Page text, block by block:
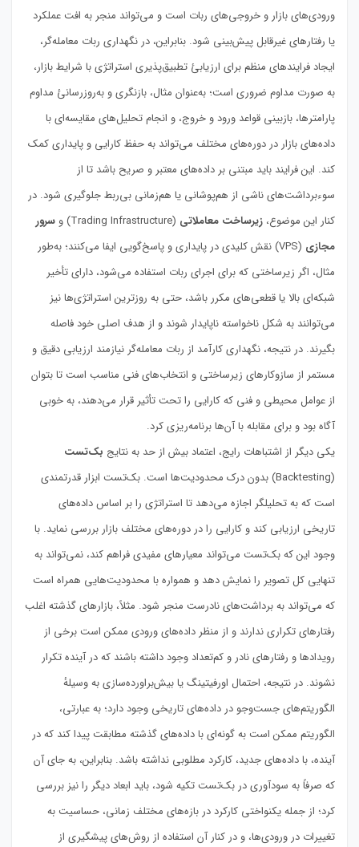
ورودی‌های بازار و خروجی‌های ربات است و می‌تواند منجر به افت عملکرد
یا رفتارهای غیرقابل پیش‌بینی شود. بنابراین، در نگهداری ربات معامله‌گر،
ایجاد فرایندهای منظم برای ارزیابیٔ تطبیق‌پذیری استراتژی با شرایط بازار،
به صورت مداوم ضروری است؛ به‌عنوان مثال، بازنگری و به‌روزرسانیٔ مداوم
پارامترها، بازبینی قواعد ورود و خروج، و انجام تحلیل‌های مقایسه‌ای با
داده‌های بازار در دوره‌های مختلف می‌تواند به حفظ کارایی و پایداری کمک
کند. این فرایند باید مبتنی بر داده‌های معتبر و صریح باشد تا از
سوءبرداشت‌های ناشی از هم‌پوشانی یا هم‌زمانی بی‌ربط جلوگیری شود. در
کنار این موضوع، زیرساخت معاملاتی (Trading Infrastructure) و
سرور
مجازی
(VPS) نقش کلیدی در پایداری و پاسخ‌گویی ایفا می‌کنند؛ به‌طور
مثال، اگر زیرساختی که برای اجرای ربات استفاده می‌شود، دارای تأخیر
شبکه‌ای بالا یا قطعی‌های مکرر باشد، حتی به روزترین استراتژی‌ها نیز
می‌توانند به شکل ناخواسته ناپایدار شوند و از هدف اصلی خود فاصله
بگیرند. در نتیجه، نگهداری کارآمد از ربات معامله‌گر نیازمند ارزیابی دقیق و
مستمر از سازوکارهای زیرساختی و انتخاب‌های فنی مناسب است تا بتوان
از عوامل محیطی و فنی که کارایی را تحت تأثیر قرار می‌دهند، به خوبی
آگاه بود و برای مقابله با آن‌ها برنامه‌ریزی کرد.
یکی دیگر از اشتباهات رایج، اعتماد بیش از حد به نتایج بک‌تست
(Backtesting) بدون درک محدودیت‌ها است. بک‌تست ابزار قدرتمندی
است که به تحلیلگر اجازه می‌دهد تا استراتژی را بر اساس داده‌های
تاریخی ارزیابی کند و کارایی را در دوره‌های مختلف بازار بررسی نماید. با
وجود این که بک‌تست می‌تواند معیارهای مفیدی فراهم کند، نمی‌تواند به
تنهایی کل تصویر را نمایش دهد و همواره با محدودیت‌هایی همراه است
که می‌تواند به برداشت‌های نادرست منجر شود. مثلاً، بازارهای گذشته اغلب
رفتارهای تکراری ندارند و از منظر داده‌های ورودی ممکن است برخی از
رویدادها و رفتارهای نادر و کم‌تعداد وجود داشته باشند که در آینده تکرار
نشوند. در نتیجه، احتمال اورفیتینگ یا بیش‌براورده‌سازی به وسیلهٔ
الگوریتم‌های جست‌وجو در داده‌های تاریخی وجود دارد؛ به عبارتی،
الگوریتم ممکن است به گونه‌ای با داده‌های گذشته مطابقت پیدا کند که در
آینده، با داده‌های جدید، کارکرد مطلوبی نداشته باشد. بنابراین، به جای آن
که صرفاً به سودآوری در بک‌تست تکیه شود، باید ابعاد دیگر را نیز بررسی
کرد؛ از جمله یکنواختی کارکرد در بازه‌های مختلف زمانی، حساسیت به
تغییرات در ورودی‌ها، و در کنار آن استفاده از روش‌های پیشگیری از